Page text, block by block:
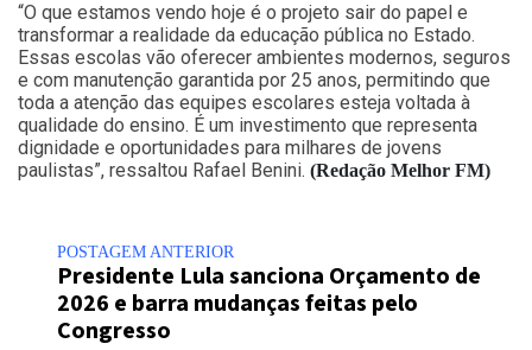
“O que estamos vendo hoje é o projeto sair do papel e
transformar a realidade da educação pública no Estado.
Essas escolas vão oferecer ambientes modernos, seguros
e com manutenção garantida por 25 anos, permitindo que
toda a atenção das equipes escolares esteja voltada à
qualidade do ensino. É um investimento que representa
dignidade e oportunidades para milhares de jovens
paulistas”, ressaltou Rafael Benini. (Redação Melhor FM)
POSTAGEM ANTERIOR
Presidente Lula sanciona Orçamento de
2026 e barra mudanças feitas pelo
Congresso